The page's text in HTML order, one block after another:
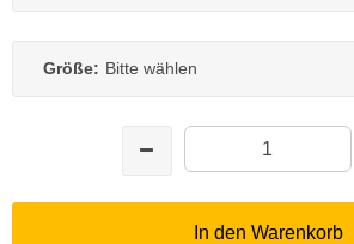
Größe: Bitte wählen
In den Warenkorb